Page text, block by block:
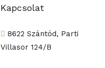
Kapcsolat
8622 Szántód, Parti
Villasor 124/B